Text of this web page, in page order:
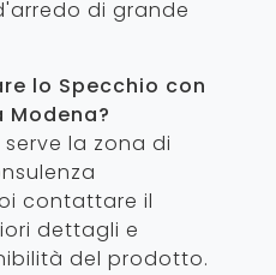
di grande
lo Specchio con
la zona di
contattare il
dettagli e
del prodotto.